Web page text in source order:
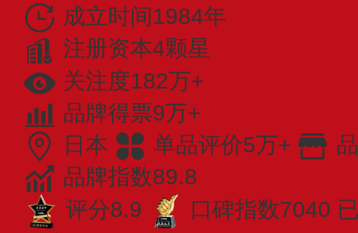
成立时间1984年
注册资本4颗星
关注度182万+
品牌得票9万+
日本
单品评价5万+
品牌指数89.8
评分8.9
口碑指数7040